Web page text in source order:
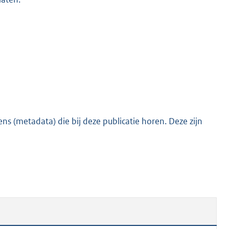
(metadata) die bij deze publicatie horen. Deze zijn